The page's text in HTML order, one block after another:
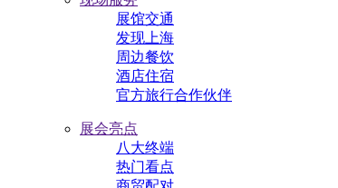
展馆交通
发现上海
周边餐饮
酒店住宿
官方旅行合作伙伴
展会亮点
八大终端
热门看点